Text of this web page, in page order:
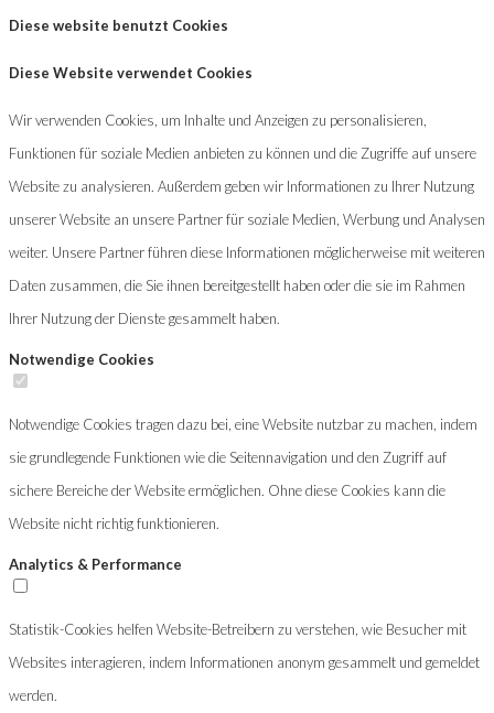
Diese website benutzt Cookies
Diese Website verwendet Cookies
Wir verwenden Cookies, um Inhalte und Anzeigen zu personalisieren,
Funktionen für soziale Medien anbieten zu können und die Zugriffe auf unsere
Website zu analysieren. Außerdem geben wir Informationen zu Ihrer Nutzung
unserer Website an unsere Partner für soziale Medien, Werbung und Analysen
weiter. Unsere Partner führen diese Informationen möglicherweise mit weiteren
Daten zusammen, die Sie ihnen bereitgestellt haben oder die sie im Rahmen
Ihrer Nutzung der Dienste gesammelt haben.
Notwendige Cookies
Notwendige Cookies tragen dazu bei, eine Website nutzbar zu machen, indem
sie grundlegende Funktionen wie die Seitennavigation und den Zugriff auf
sichere Bereiche der Website ermöglichen. Ohne diese Cookies kann die
Website nicht richtig funktionieren.
Analytics & Performance
Statistik-Cookies helfen Website-Betreibern zu verstehen, wie Besucher mit
Websites interagieren, indem Informationen anonym gesammelt und gemeldet
werden.